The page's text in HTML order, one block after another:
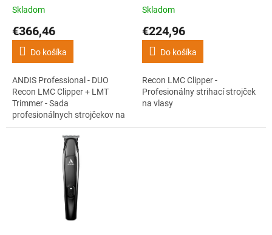
strojčekov na vlasy
Skladom
€366,46
Do košíka
ANDIS Professional - DUO
Recon LMC Clipper + LMT
Trimmer - Sada
profesionálnych strojčekov na
vlasy
strojček na vlasy
Skladom
€224,96
Do košíka
Recon LMC Clipper -
Profesionálny strihací strojček
na vlasy